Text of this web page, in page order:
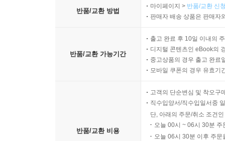
반품/교환 방법
마이페이지 > 반품/교환 신
판매자 배송 상품은 판매자
반품/교환 가능기간
출고 완료 후 10일 이내의
디지털 콘텐츠인 eBook의
중고상품의 경우 출고 완료
모바일 쿠폰의 경우 유효기
반품/교환 비용
고객의 단순변심 및 착오구
직수입양서/직수입일서중
단, 아래의 주문/취소 조건
오늘 00시 ~ 06시 30분
오늘 06시 30분 이후 주